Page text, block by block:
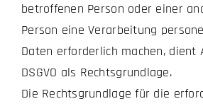
betroffenen Person oder einer
Person eine Verarbeitung
Daten erforderlich machen, dient
DSGVO als Rechtsgrundlage.
Die Rechtsgrundlage für die